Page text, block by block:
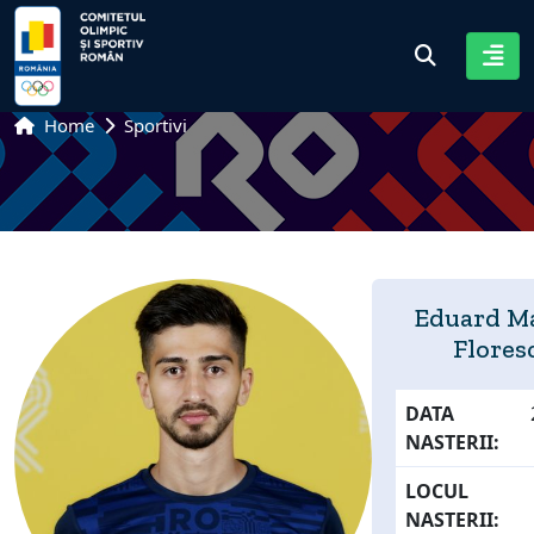
Home Sportivi
Eduard
DATA
NASTERII:
LOCUL
NASTERII: